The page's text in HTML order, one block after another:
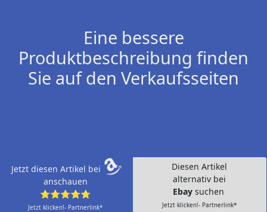
Eine bessere
Produktbeschreibung finden
Sie auf den Verkaufsseiten
Jetzt diesen Artikel bei
anschauen
⭐⭐⭐⭐⭐
Jetzt klicken!- Partnerlink*
Diesen Artikel
alternativ bei
Ebay suchen
Jetzt klicken!- Partnerlink*